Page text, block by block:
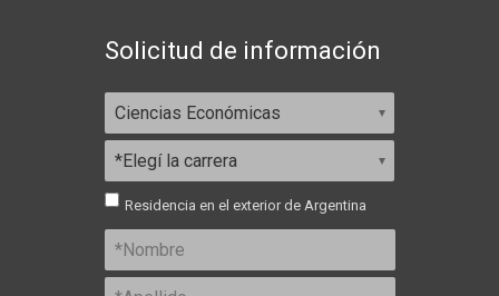
Solicitud de información
Residencia en el exterior de Argentina